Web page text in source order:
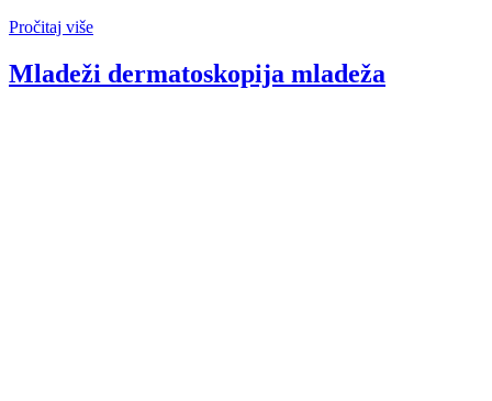
Pročitaj više
Mladeži dermatoskopija mladeža